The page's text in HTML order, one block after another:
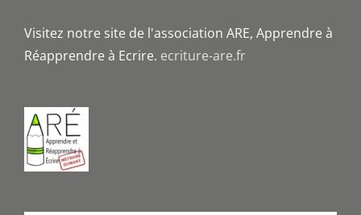
Visitez notre site de l'association ARE, Apprendre à
Réapprendre à Ecrire. ecriture-are.fr